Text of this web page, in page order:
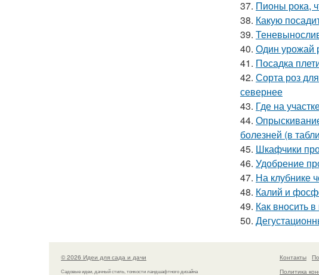
37. Пионы рока,
38. Какую
39.
40. Один урожай
41. Посадка
42. Сорта роз
севернее
43. Где на
44.
болезней (в
45. Шкафчики
46. Удобрение
47. На клубнике
48. Калий и
49. Как вносить
50.
© 2026 Идеи для сада и дачи
Садовые идеи, дачный стиль, тонкости ландшафтного дизайна
Контакты
Политика